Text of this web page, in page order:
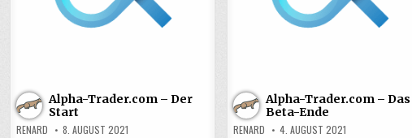
Alpha-Trader.com – Der
Start
RENARD 8. AUGUST 2021
Alpha-Trader.com – Das
Beta-Ende
RENARD 4. AUGUST 2021